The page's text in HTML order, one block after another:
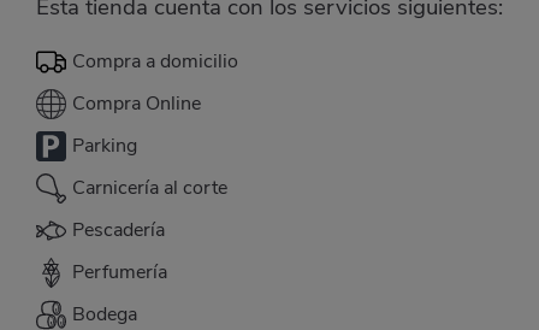
Esta tienda cuenta con los servicios siguientes:
Compra a domicilio
Compra Online
Parking
Carnicería al corte
Pescadería
Perfumería
Bodega